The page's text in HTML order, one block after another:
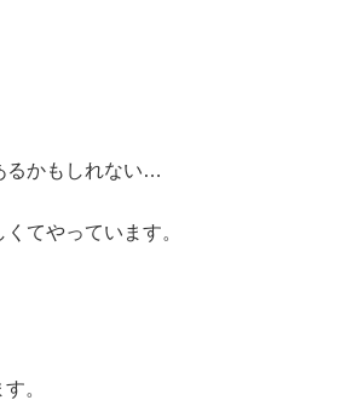
るかもしれない…
が楽しくてやっています。
。